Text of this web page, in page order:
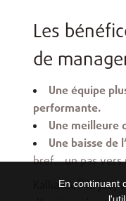
Les
de
Une équipe
performante.
Une meilleure
Une baisse de
bref… un pas vers
Kalliance©le Jeu,
En continuant